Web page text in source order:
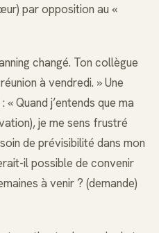
par opposition au «
changé. Ton collègue
à vendredi. » Une
Quand j’entends que ma
je me sens frustré
de prévisibilité dans mon
il possible de convenir
à venir ? (demande)